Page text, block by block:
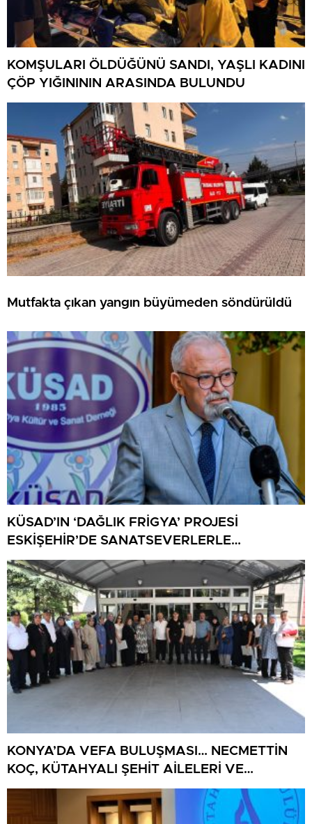
KOMŞULARI ÖLDÜĞÜNÜ SANDI, YAŞLI KADINI
ÇÖP YIĞINININ ARASINDA BULUNDU
Mutfakta çıkan yangın büyümeden söndürüldü
KÜSAD’IN ‘DAĞLIK FRİGYA’ PROJESİ
ESKİŞEHİR’DE SANATSEVERLERLE
BULUŞUYOR
KONYA’DA VEFA BULUŞMASI… NECMETTİN
KOÇ, KÜTAHYALI ŞEHİT AİLELERİ VE
GAZİLERİ AĞIRLADI